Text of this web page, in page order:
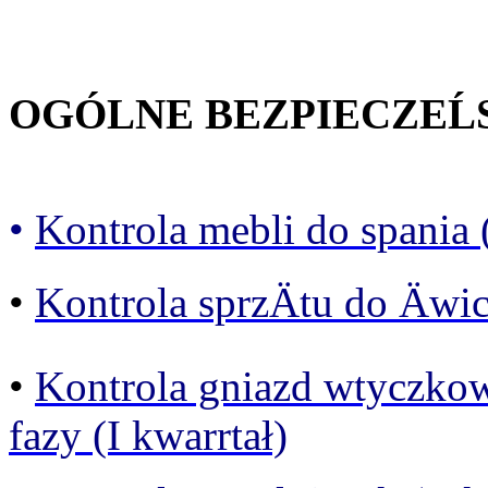
OGÓLNE
• Kontrola mebli do spania
• Kontrola sprzÄtu do
• Kontrola gniazd
fazy (I kwarrtał)